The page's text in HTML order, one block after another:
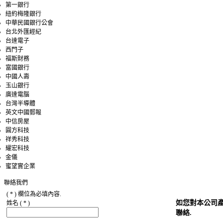
第一銀行
紐約梅隆銀行
中華民國銀行公會
台北外匯經紀
台達電子
西門子
福斯財務
富國銀行
中國人壽
玉山銀行
廣達電腦
台灣半導體
英文中國郵報
中信房屋
圓方科技
祥秀科技
耀宏科技
金儀
蜜望實企業
聯絡我們
( * ) 欄位為必填內容.
姓名 ( * )
如您對本公司
聯絡.